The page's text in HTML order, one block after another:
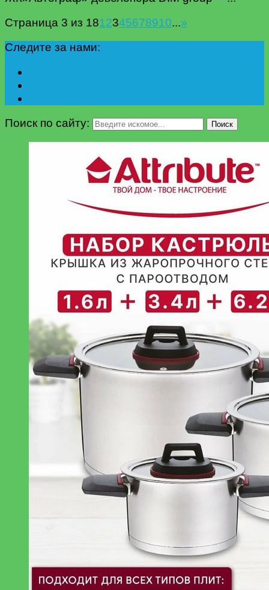
Страница 3 из 1812345678910...»
Следите за нами:
Поиск по сайту: Поиск